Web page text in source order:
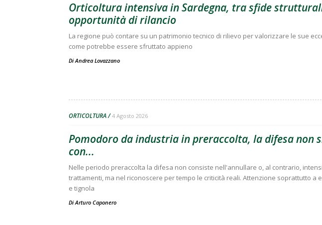
Orticoltura intensiva in Sardegna, tra sfide
opportunità di rilancio
La regione può contare su un patrimonio tecnico di rilievo per valorizzare le sue
come potrebbe essere sfruttato appieno
DiAndrea Lovazzano
ORTICOLTURA 4 Agosto 2026
Pomodoro da industria in preraccolta, la difesa non
con...
Nelle periodo preraccolta la difesa non consiste nell'annullare o, al contrario,
trattamenti, ma nel riconoscere per tempo le criticità reali. Attenzione soprattutto a
e tignola
DiArturo Caponero